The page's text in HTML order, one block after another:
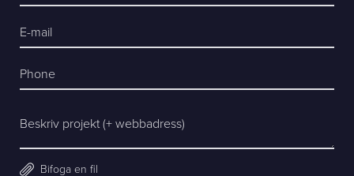
E-mail
Phone
Beskriv projekt (+ webbadress)
Bifoga en fil